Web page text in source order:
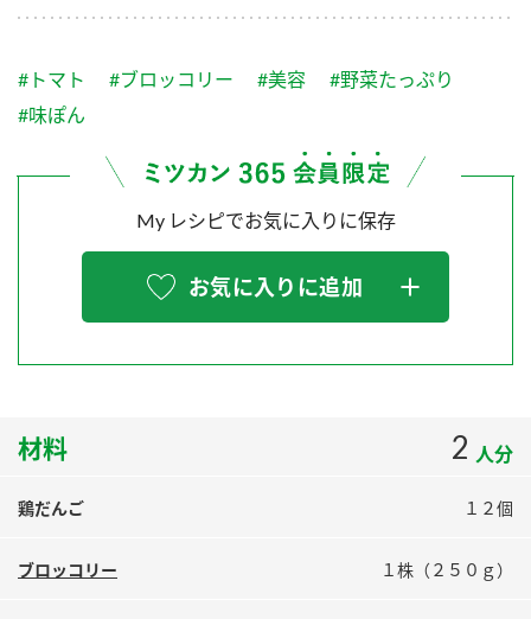
ふりかけ おすしの素
炊き込みご飯の素 米飯用調味液
Fibee
つゆ
納豆のサイト
三ツ判山吹
スペシャルサイト
お酢を知ろう！
すしラボ
納豆の豆知識
ロングセラー商品 ＋ おすすめレシピ
お客様の声をいかしました
販売終了製品のご案内
よくあるご質問
ミツカン公式通販
#トマト #ブロッコリー #美容
#野菜たっぷり
#味ぽん
My レシピでお気に入りに保存
お気に入りに追加
材料 2 人分
鶏だんご １２個
ブロッコリー １株（２５０ｇ）